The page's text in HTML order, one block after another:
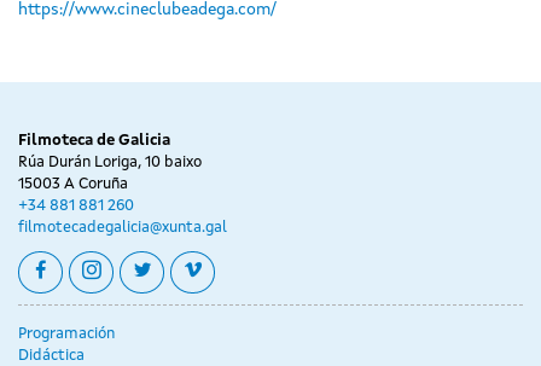
https://www.cineclubeadega.com/
Filmoteca de Galicia
Rúa Durán Loriga, 10 baixo
15003 A Coruña
+34 881 881 260
filmotecadegalicia@xunta.gal
facebookinstagram
twittervimeo
Programación
Didáctica